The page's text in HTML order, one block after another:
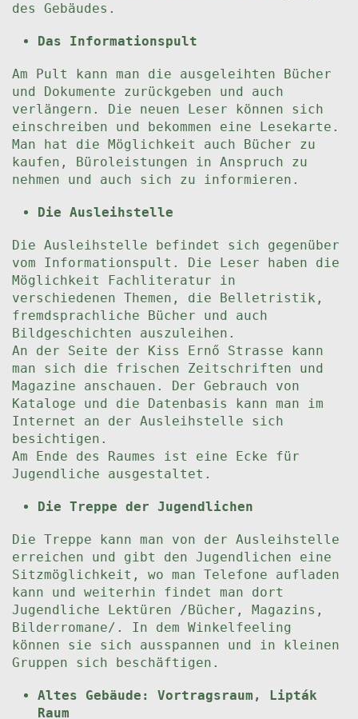
des Gebäudes.
Das Informationspult
Am Pult kann man die ausgeleihten Bücher
und Dokumente zurückgeben und auch
verlängern. Die neuen Leser können sich
einschreiben und bekommen eine Lesekarte.
Man hat die Möglichkeit auch Bücher zu
kaufen, Büroleistungen in Anspruch zu
nehmen und auch sich zu informieren.
Die Ausleihstelle
Die Ausleihstelle befindet sich gegenüber
vom Informationspult. Die Leser haben die
Möglichkeit Fachliteratur in
verschiedenen Themen, die Belletristik,
fremdsprachliche Bücher und auch
Bildgeschichten auszuleihen.
An der Seite der Kiss Ernő Strasse kann
man sich die frischen Zeitschriften und
Magazine anschauen. Der Gebrauch von
Kataloge und die Datenbasis kann man im
Internet an der Ausleihstelle sich
besichtigen.
Am Ende des Raumes ist eine Ecke für
Jugendliche ausgestaltet.
Die Treppe der Jugendlichen
Die Treppe kann man von der Ausleihstelle
erreichen und gibt den Jugendlichen eine
Sitzmöglichkeit, wo man Telefone aufladen
kann und weiterhin findet man dort
Jugendliche Lektüren /Bücher, Magazins,
Bilderromane/. In dem Winkelfeeling
können sie sich ausspannen und in kleinen
Gruppen sich beschäftigen.
Altes Gebäude: Vortragsraum, Lipták
Raum